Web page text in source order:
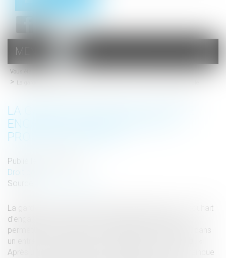
menu
MENU
Vous êtes ici :
LA GARDE DES SCEAUX SOUHAITE
ENGAGER UNE RÉFORME DE LA
PROCÉDURE PÉNALE
Publié le :
Droit pénal
Source :
La garde des Sceaux Nicole Belloubet affirme son souhait
d’engager une réforme de la procédure pénale pour
permettre notamment de désengorger les tribunaux, dans
un entretien au quotidien Le Figaro publié ce vendredi. «
Après un mois passé dans ce ministère, je suis convaincue